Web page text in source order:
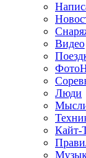
Видео
Фото
Люди
Кайт-